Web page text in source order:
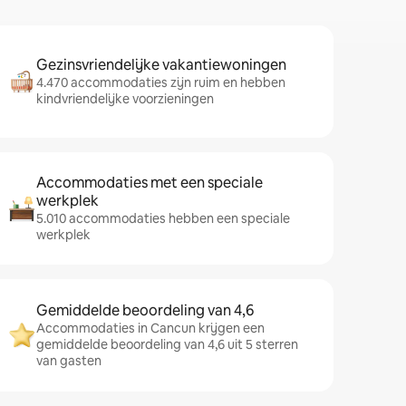
Gezinsvriendelijke vakantiewoningen
4.470 accommodaties zijn ruim en hebben
kindvriendelijke voorzieningen
Accommodaties met een speciale
werkplek
5.010 accommodaties hebben een speciale
werkplek
Gemiddelde beoordeling van 4,6
Accommodaties in Cancun krijgen een
gemiddelde beoordeling van 4,6 uit 5 sterren
van gasten